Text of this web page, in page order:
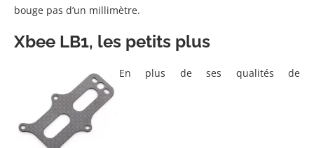
bouge pas d’un millimètre.
Xbee LB1, les petits plus
En plus de ses qualités de